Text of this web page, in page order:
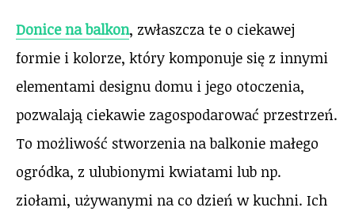
Donice na balkon, zwłaszcza te o ciekawej
formie i kolorze, który komponuje się z innymi
elementami designu domu i jego otoczenia,
pozwalają ciekawie zagospodarować przestrzeń.
To możliwość stworzenia na balkonie małego
ogródka, z ulubionymi kwiatami lub np.
ziołami, używanymi na co dzień w kuchni. Ich